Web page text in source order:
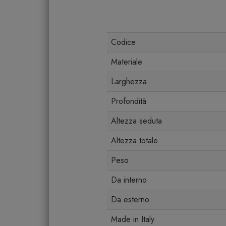
Codice
Materiale
Larghezza
Profondità
Altezza seduta
Altezza totale
Peso
Da interno
Da esterno
Made in Italy